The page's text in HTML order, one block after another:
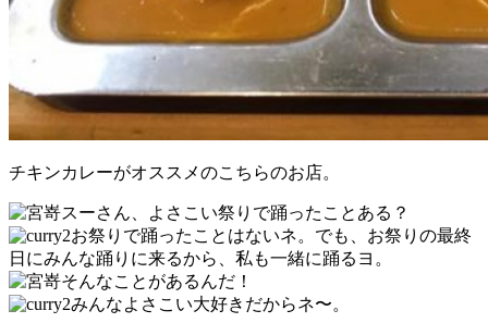
チキンカレーがオススメのこちらのお店。
スーさん、よさこい祭りで踊ったことある？
お祭りで踊ったことはないネ。でも、お祭りの最終
日にみんな踊りに来るから、私も一緒に踊るヨ。
そんなことがあるんだ！
みんなよさこい大好きだからネ〜。